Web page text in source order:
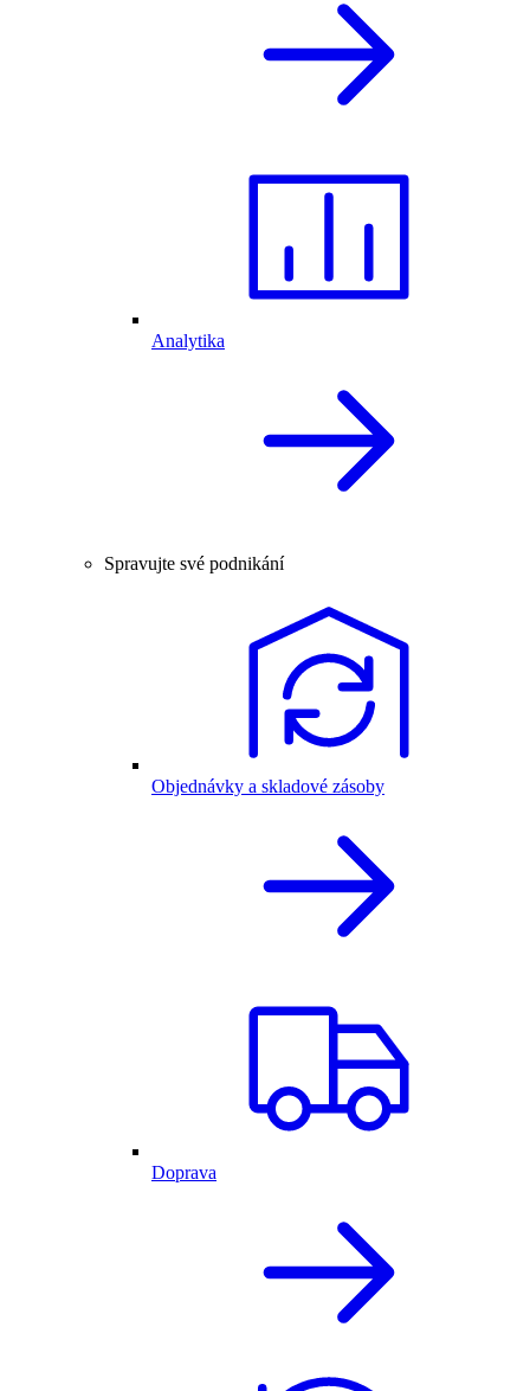
Analytika
Spravujte své podnikání
Objednávky a skladové zásoby
Doprava